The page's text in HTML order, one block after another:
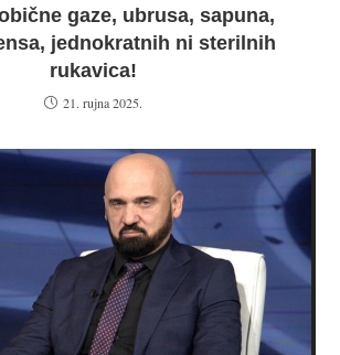
gaze, ubrusa, sapuna,
jednokratnih ni sterilnih
rukavica!
21. rujna 2025.